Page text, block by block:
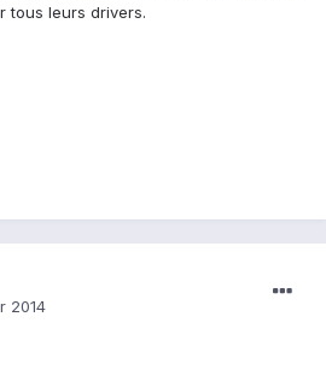
tous leurs drivers.
2014